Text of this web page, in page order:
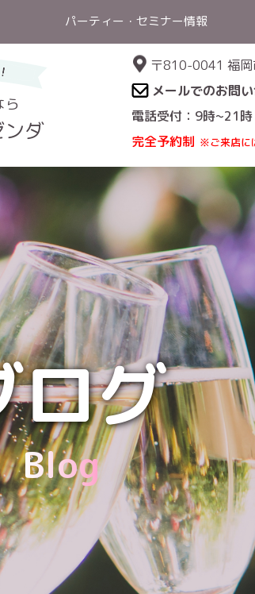
パーティー・セミナー情報
ら
ダ
〒810-0041 福
メールでのお問
電話受付：9時~21
完全予約制 ※ご来店に
ログ
Blog